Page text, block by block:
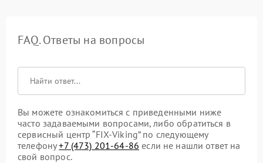
FAQ. Ответы на вопросы
Вы можете ознакомиться с приведенными ниже
часто задаваемыми вопросами, либо обратиться в
сервисный центр “FIX-Viking” по следующему
телефону+7 (473) 201-64-86 если не нашли ответ на
свой вопрос.